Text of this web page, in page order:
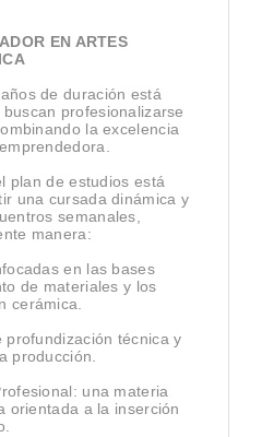
EN ARTES
de duración está
profesionalizarse
la excelencia
plan de estudios está
una cursada dinámica y
semanales,
manera:
en las bases
de materiales y los
cerámica.
técnica y
producción.
una materia
orientada a la inserción